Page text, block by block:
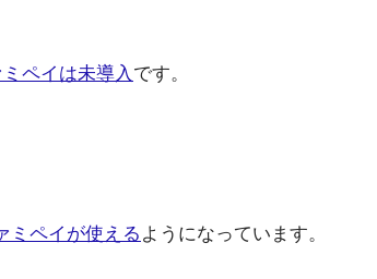
ペイは未導入 です。
ミペイが使える ようになっています。